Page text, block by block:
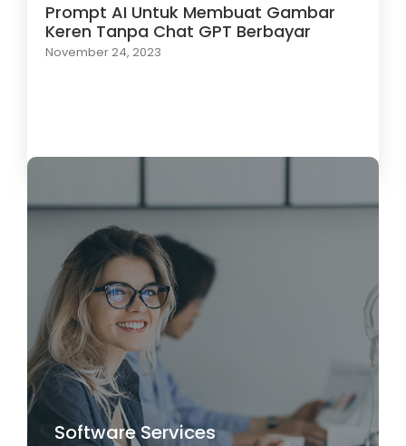
Prompt AI Untuk Membuat Gambar
Keren Tanpa Chat GPT Berbayar
November 24, 2023
Software Services